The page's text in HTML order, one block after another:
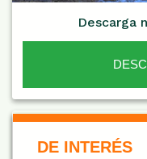
Descarga
De Interés
DE INTERÉS